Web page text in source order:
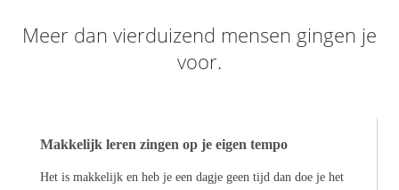
Meer dan vierduizend mensen gingen je
voor.
Makkelijk leren zingen op je eigen tempo
Het is makkelijk en heb je een dagje geen tijd dan doe je het